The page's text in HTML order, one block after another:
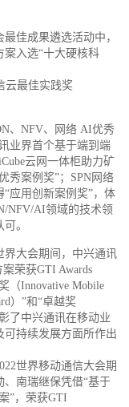
佳成果遴选活动中，
案入选“十大硬核科
云最佳实践奖
、NFV、网络 AI优秀
业界首个基于端到端
云网一体柜助力矿
秀案例奖”；SPN网络
应用创新案例奖”，体
NFV/AI领域的技术领
。
界大会期间，中兴通讯
荣获GTI Awards
（Innovative Mobile
）”和“卓越奖
彰了中兴通讯在移动业
可持续发展方面所作出
世界移动通信大会期
、南瑞继保凭借“基于
”，荣获GTI